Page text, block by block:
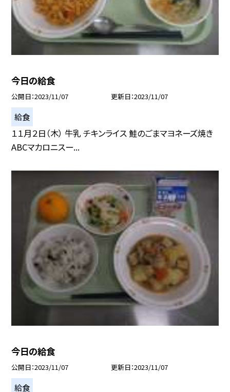
今日の給食
公開日 2023/11/07 更新日 2023/11/07
給食
１１月２日（木） 牛乳 チキンライス 鮭のごまマヨネーズ焼き
ABCマカロニスー...
今日の給食
公開日 2023/11/07 更新日 2023/11/07
給食